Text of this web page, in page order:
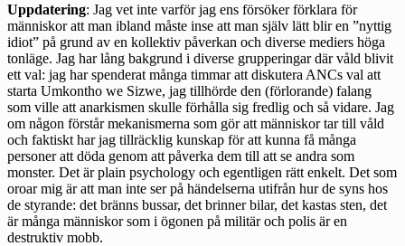
Uppdatering: Jag vet inte varför jag ens försöker förklara för
människor att man ibland måste inse att man själv lätt blir en ”nyttig
idiot” på grund av en kollektiv påverkan och diverse mediers höga
tonläge. Jag har lång bakgrund i diverse grupperingar där våld blivit
ett val: jag har spenderat många timmar att diskutera ANCs val att
starta Umkontho we Sizwe, jag tillhörde den (förlorande) falang
som ville att anarkismen skulle förhålla sig fredlig och så vidare. Jag
om någon förstår mekanismerna som gör att människor tar till våld
och faktiskt har jag tillräcklig kunskap för att kunna få många
personer att döda genom att påverka dem till att se andra som
monster. Det är plain psychology och egentligen rätt enkelt. Det som
oroar mig är att man inte ser på händelserna utifrån hur de syns hos
de styrande: det bränns bussar, det brinner bilar, det kastas sten, det
är många människor som i ögonen på militär och polis är en
destruktiv mobb.